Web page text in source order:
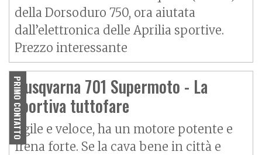
della Dorsoduro 750, ora aiutata
dall’elettronica delle Aprilia sportive.
Prezzo interessante
PRIMO CONTATTO
Husqvarna 701 Supermoto - La
sportiva tuttofare
Agile e veloce, ha un motore potente e
frena forte. Se la cava bene in città e